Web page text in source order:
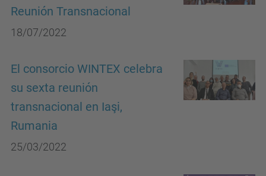
Reunión Transnacional
18/07/2022
El consorcio WINTEX celebra
su sexta reunión
transnacional en Iaşi,
Rumania
25/03/2022